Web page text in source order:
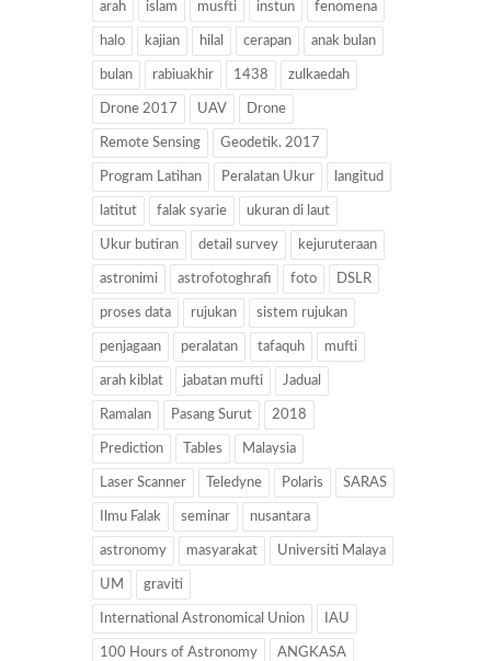
arah islam musfti instun fenomena
halo kajian hilal cerapan anak bulan
bulan rabiuakhir 1438 zulkaedah
Drone 2017 UAV Drone
Remote Sensing Geodetik. 2017
Program Latihan Peralatan Ukur langitud
latitut falak syarie ukuran di laut
Ukur butiran detail survey kejuruteraan
astronimi astrofotoghrafi foto DSLR
proses data rujukan sistem rujukan
penjagaan peralatan tafaquh mufti
arah kiblat jabatan mufti Jadual
Ramalan Pasang Surut 2018
Prediction Tables Malaysia
Laser Scanner Teledyne Polaris SARAS
Ilmu Falak seminar nusantara
astronomy masyarakat Universiti Malaya
UM graviti
International Astronomical Union IAU
100 Hours of Astronomy ANGKASA